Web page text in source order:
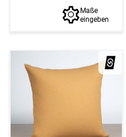
Maße
eingeben